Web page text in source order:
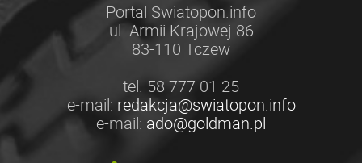
Portal Swiatopon.info
ul. Armii Krajowej 86
83-110 Tczew
tel. 58 777 01 25
e-mail: redakcja@swiatopon.info
e-mail: ado@goldman.pl